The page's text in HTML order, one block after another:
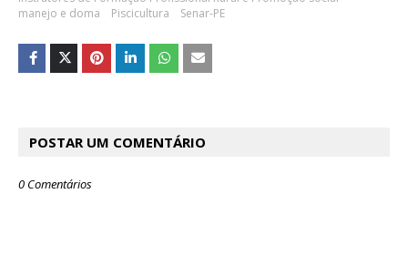
manejo e doma
Piscicultura Senar-PE
POSTAR UM COMENTÁRIO
0 Comentários